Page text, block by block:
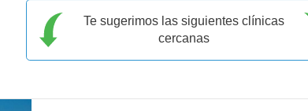
Te sugerimos las siguientes clínicas
cercanas